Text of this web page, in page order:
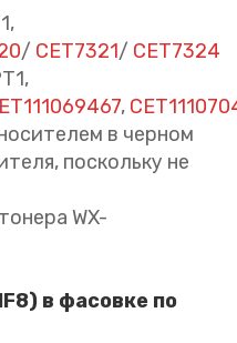
/ CET7321/ CET7324
,
в черном
поскольку не
WX-
в фасовке по